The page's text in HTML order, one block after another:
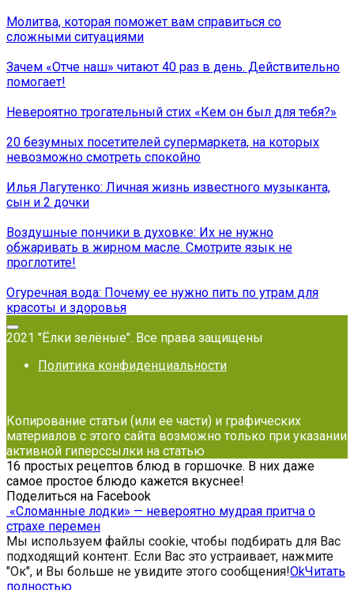
Молитва, которая поможет вам справиться со
сложными ситуациями
Зачем «Отче наш» читают 40 раз в день. Действительно
помогает!
Невероятно трогательный стих «Кем он был для тебя?»
20 безумных посетителей супермаркета, на которых
невозможно смотреть спокойно
Илья Лагутенко: Личная жизнь известного музыканта,
сын и 2 дочки
Воздушные пончики в духовке: Их не нужно
обжаривать в жирном масле. Смотрите язык не
проглотите!
Огуречная вода: Почему ее нужно пить по утрам для
красоты и здоровья
2021 "Ёлки зелёные". Все права защищены
Политика конфиденциальности
Копирование статьи (или ее части) и графических
материалов с этого сайта возможно только при указании
активной гиперссылки на статью
16 простых рецептов блюд в горшочке. В них даже
самое простое блюдо кажется вкуснее!
Поделиться на Facebook
«Сломанные лодки» — невероятно мудрая притча о
страхе перемен
Мы используем файлы cookie, чтобы подбирать для Вас
подходящий контент. Если Вас это устраивает, нажмите
"Ок", и Вы больше не увидите этого сообщения!OkЧитать
полностью